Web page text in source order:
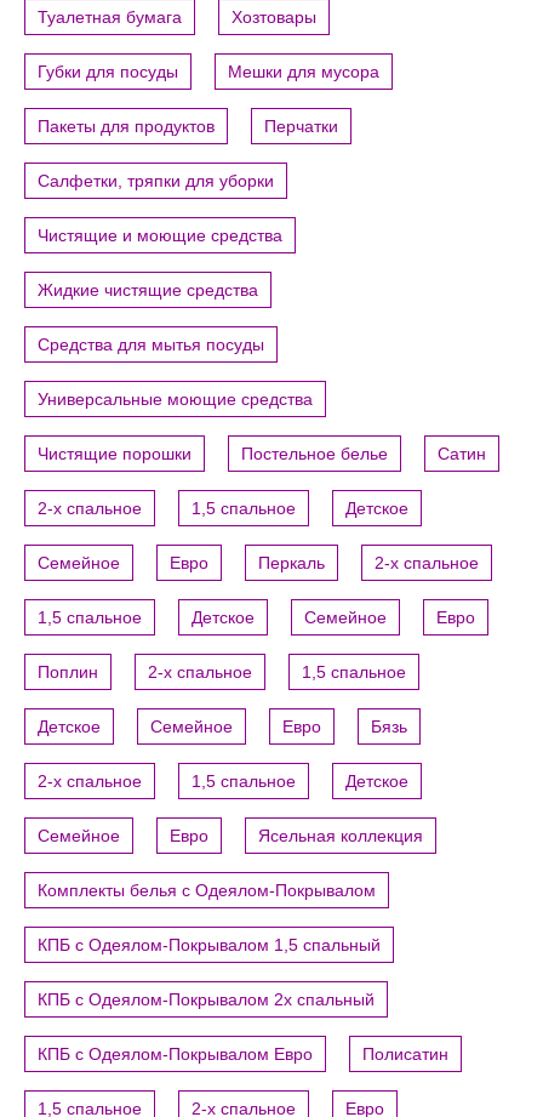
Туалетная бумага Хозтовары
Губки для посуды Мешки для мусора
Пакеты для продуктов Перчатки
Салфетки, тряпки для уборки
Чистящие и моющие средства
Жидкие чистящие средства
Средства для мытья посуды
Универсальные моющие средства
Чистящие порошки Постельное белье Сатин
2-х спальное 1,5 спальное Детское
Семейное Евро Перкаль 2-х спальное
1,5 спальное Детское Семейное Евро
Поплин 2-х спальное 1,5 спальное
Детское Семейное Евро Бязь
2-х спальное 1,5 спальное Детское
Семейное Евро Ясельная коллекция
Комплекты белья с Одеялом-Покрывалом
КПБ с Одеялом-Покрывалом 1,5 спальный
КПБ с Одеялом-Покрывалом 2х спальный
КПБ с Одеялом-Покрывалом Евро Полисатин
1,5 спальное 2-х спальное Евро